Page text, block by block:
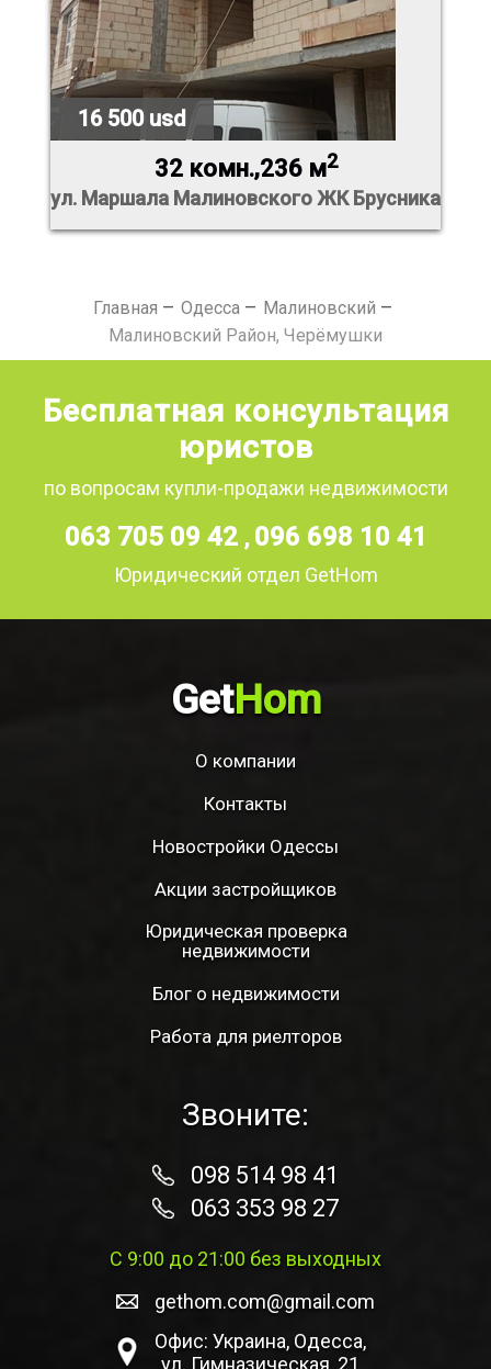
16 500 usd
32 комн.,236 м2
ул. Маршала Малиновского ЖК Брусника
Главная Одесса
Малиновский
Малиновский Район, Черёмушки
Бесплатная консультация
юристов
по вопросам купли-продажи недвижимости
063 705 09 42 , 096 698 10 41
Юридический отдел GetHom
GetHom
О компании
Контакты
Новостройки Одессы
Акции застройщиков
Юридическая проверка
недвижимости
Блог о недвижимости
Работа для риелторов
Звоните:
098 514 98 41
063 353 98 27
С 9:00 до 21:00 без выходных
gethom.com@gmail.com
Офис: Украина, Одесса,
ул. Гимназическая, 21